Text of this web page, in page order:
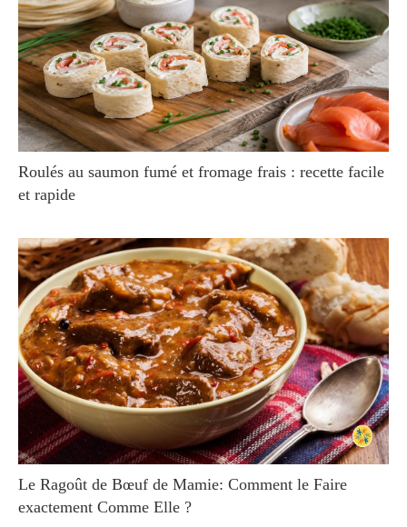
Roulés au saumon fumé et fromage frais : recette facile
et rapide
Le Ragoût de Bœuf de Mamie: Comment le Faire
exactement Comme Elle ?